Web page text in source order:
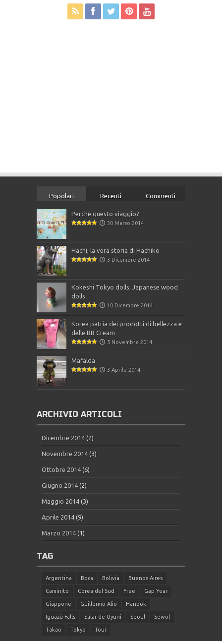
Popolari Recenti Commenti
Perchè questo viaggio?
30 Marzo 2014
Hachi, la vera storia di Hachiko
3 Dicembre 2014
Kokeshi Tokyo dolls, Japanese wood
dolls
10 Dicembre 2014
Korea patria dei prodotti di bellezza e
delle BB Cream
5 Novembre 2014
Mafalda
3 Aprile 2014
ARCHIVIO ARTICOLI
Dicembre 2014 (2)
Novembre 2014 (3)
Ottobre 2014 (6)
Giugno 2014 (2)
Maggio 2014 (3)
Aprile 2014 (9)
Marzo 2014 (1)
TAG
Argentina Boca Bolivia Buenos Aires
Caminito Corea del Sud Free Gap Year
Giappone Guillermo Alio Hanbok
Iguazù Falls Salar de Uyuni Seoul Sewol
Takao Tokyo Tour